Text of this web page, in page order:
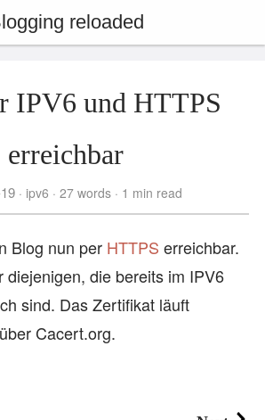
reloaded
IPV6 und HTTPS
erreichbar
ipv6 27 words 1 min read
Blog nun per HTTPS erreichbar.
diejenigen, die bereits im IPV6
sind. Das Zertifikat läuft
Cacert.org.